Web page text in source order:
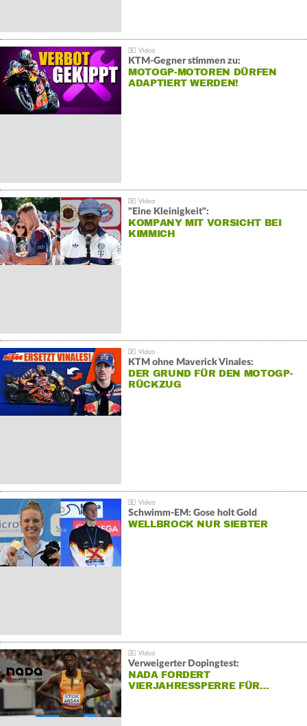
KTM-Gegner stimmen zu:
MOTOGP-MOTOREN DÜRFEN
ADAPTIERT WERDEN!
"Eine Kleinigkeit":
KOMPANY MIT VORSICHT BEI
KIMMICH
KTM ohne Maverick Vinales:
DER GRUND FÜR DEN MOTOGP-
RÜCKZUG
Schwimm-EM: Gose holt Gold
WELLBROCK NUR SIEBTER
Verweigerter Dopingtest:
NADA FORDERT
VIERJAHRESSPERRE FÜR…